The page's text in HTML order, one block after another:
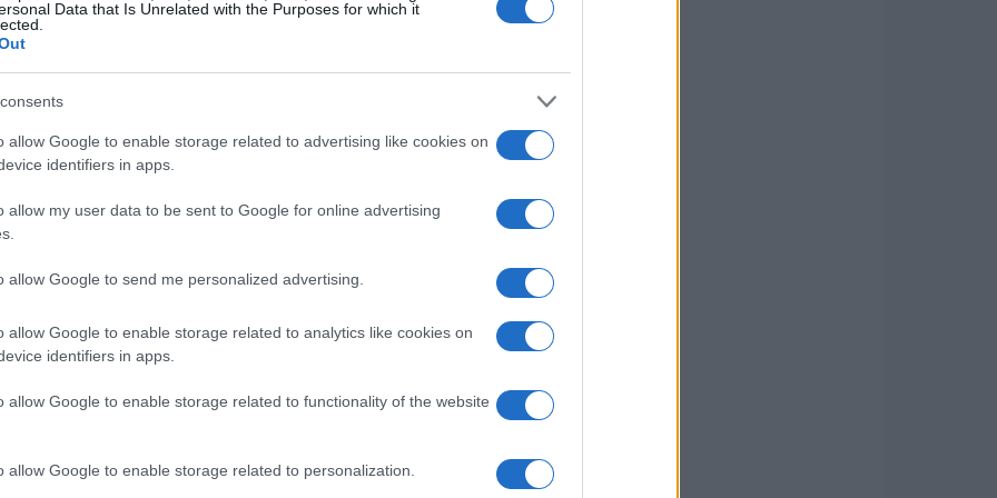
Data that Is Unrelated with the Purposes for which it
allow Google to enable storage related to advertising like cookies on
identifiers in apps.
allow my user data to be sent to Google for online advertising
allow Google to send me personalized advertising.
allow Google to enable storage related to analytics like cookies on
identifiers in apps.
allow Google to enable storage related to functionality of the website
allow Google to enable storage related to personalization.
aumento en comparación con el37,5% registrado a
integración del mercado de valores con la
y el crecimiento económico del país. El
de un aumento significativo de los volúmenes de
de la renta variable y un asombroso77% en el